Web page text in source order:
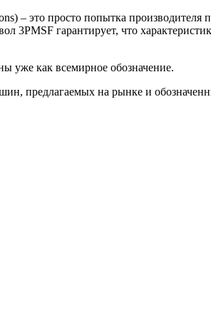
– это просто попытка производителя
3PMSF гарантирует, что
уже как всемирное обозначение.
предлагаемых на рынке и